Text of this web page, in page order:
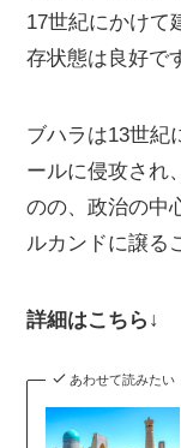
17世紀にかけて
存状態は良好で
ブハラは13世紀
ールに侵攻され
のの、政治の中
ルカンドに譲る
詳細はこちら↓
あわせて読みたい